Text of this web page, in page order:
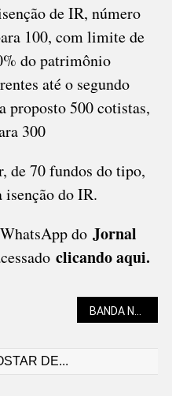
de IR, número
100, com limite de
do patrimônio
até o segundo
proposto 500 cotistas,
300
de 70 fundos do tipo,
isenção do IR.
do Jornal
clicando aqui.
DE...